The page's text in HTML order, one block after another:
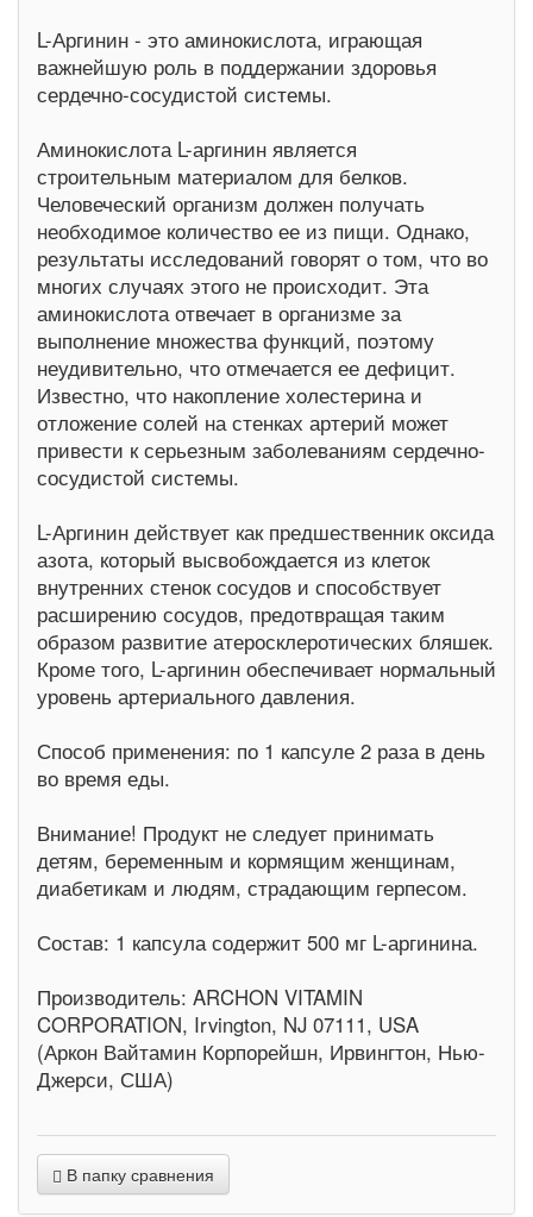
L-Аргинин - это аминокислота, играющая
важнейшую роль в поддержании здоровья
сердечно-сосудистой системы.
Аминокислота L-аргинин является
строительным материалом для белков.
Человеческий организм должен получать
необходимое количество ее из пищи. Однако,
результаты исследований говорят о том, что во
многих случаях этого не происходит. Эта
аминокислота отвечает в организме за
выполнение множества функций, поэтому
неудивительно, что отмечается ее дефицит.
Известно, что накопление холестерина и
отложение солей на стенках артерий может
привести к серьезным заболеваниям сердечно-
сосудистой системы.
L-Аргинин действует как предшественник оксида
азота, который высвобождается из клеток
внутренних стенок сосудов и способствует
расширению сосудов, предотвращая таким
образом развитие атеросклеротических бляшек.
Кроме того, L-аргинин обеспечивает нормальный
уровень артериального давления.
Способ применения: по 1 капсуле 2 раза в день
во время еды.
Внимание! Продукт не следует принимать
детям, беременным и кормящим женщинам,
диабетикам и людям, страдающим герпесом.
Состав: 1 капсула содержит 500 мг L-аргинина.
Производитель: ARCHON VITAMIN
CORPORATION, Irvington, NJ 07111, USA
(Аркон Вайтамин Корпорейшн, Ирвингтон, Нью-
Джерси, США)
В папку сравнения